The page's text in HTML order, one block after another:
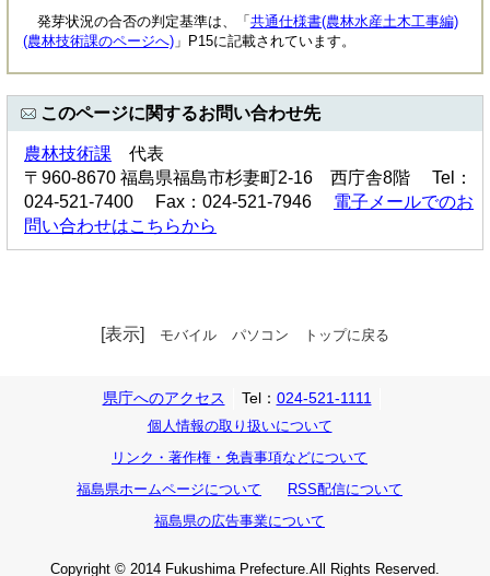
発芽状況の合否の判定基準は、「共通仕様書(農林水産土木工事編)
(農林技術課のページへ)」P15に記載されています。
このページに関するお問い合わせ先
農林技術課 代表
〒960-8670 福島県福島市杉妻町2-16 西庁舎8階 Tel：
024-521-7400 Fax：024-521-7946 電子メールでのお
問い合わせはこちらから
[表示] モバイル パソコン トップに戻る
県庁へのアクセス Tel： 024-521-1111
個人情報の取り扱いについて
リンク・著作権・免責事項などについて
福島県ホームページについて
RSS配信について
福島県の広告事業について
Copyright © 2014 Fukushima Prefecture.All Rights Reserved.